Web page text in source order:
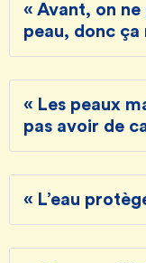
« Avant, on
peau, donc ça
« Les peaux
pas avoir de
« L’eau